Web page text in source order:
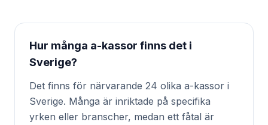
Hur många a-kassor finns det i
Sverige?
Det finns för närvarande 24 olika a-kassor i
Sverige. Många är inriktade på specifika
yrken eller branscher, medan ett fåtal är